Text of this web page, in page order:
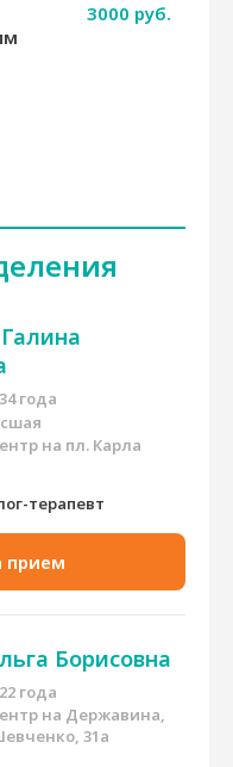
3000 руб.
года
на пл. Карла
терапевт
прием
Борисовна
года
на Державина,
31а